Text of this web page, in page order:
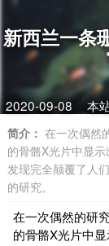
新西兰一条
2020-09-08 本
简介： 在一次偶然
的骨骼X光片中显
发现完全颠覆了人
的研究。
在一次偶然的研
的骨骼X光片中